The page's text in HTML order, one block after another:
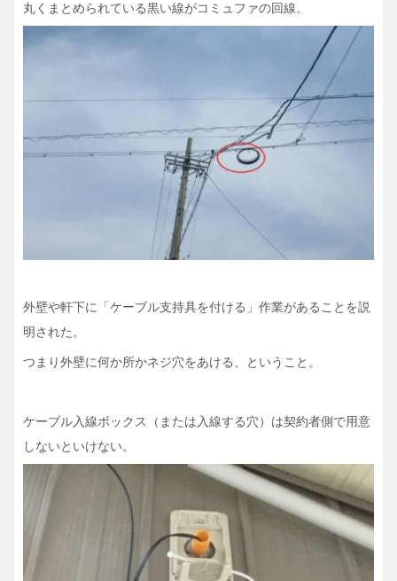
丸くまとめられている黒い線がコミュファの回線。
外壁や軒下に「ケーブル支持具を付ける」作業があることを説
明された。
つまり外壁に何か所かネジ穴をあける、ということ。
ケーブル入線ボックス（または入線する穴）は契約者側で用意
しないといけない。